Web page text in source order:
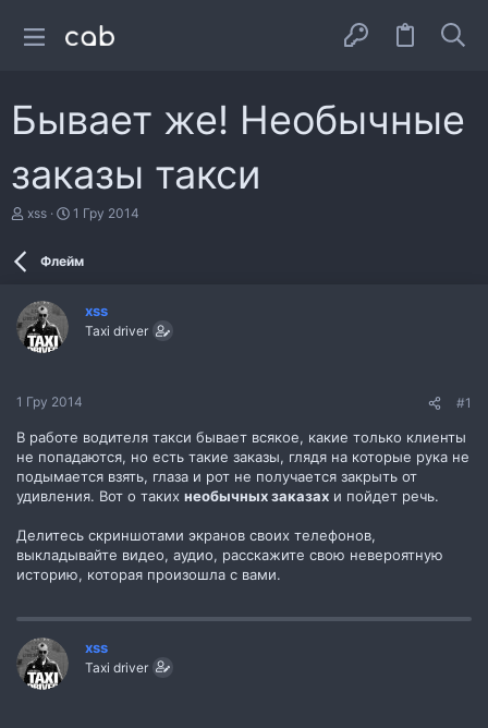
Бывает же! Необычные
заказы такси
А
т
е
м
и
xss
Д
а
н
1 Гру 2014
Флейм
xss
Taxi driver
1 Гру 2014 #1
В работе водителя такси бывает всякое, какие только клиенты
не попадаются, но есть такие заказы, глядя на которые рука не
подымается взять, глаза и рот не получается закрыть от
удивления. Вот о таких необычных заказах и пойдет речь.
Делитесь скриншотами экранов своих телефонов,
выкладывайте видео, аудио, расскажите свою невероятную
историю, которая произошла с вами.
xss
Taxi driver